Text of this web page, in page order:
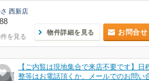
西新店
を見る
物件詳細を見る お問合せ
【ご内覧は現地集合で来店不要です】日
整等はお電話頂くか、メールでのお問い